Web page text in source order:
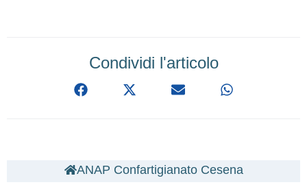
Condividi l'articolo
ANAP Confartigianato Cesena